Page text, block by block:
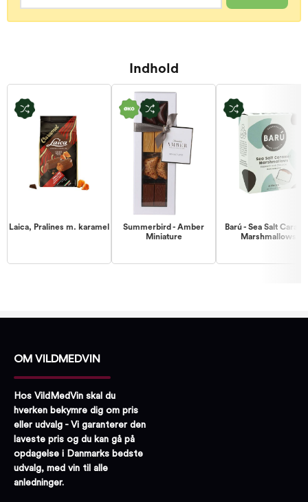
Indhold
Laica, Pralines m. karamel
Summerbird - Amber
Miniature
Barú - Sea Salt
Marshmallows
OM VILDMEDVIN
Hos VildMedVin skal du
hverken bekymre dig om pris
eller udvalg - Vi garanterer den
laveste pris og du kan gå på
opdagelse i Danmarks bedste
udvalg, med vin til alle
anledninger.